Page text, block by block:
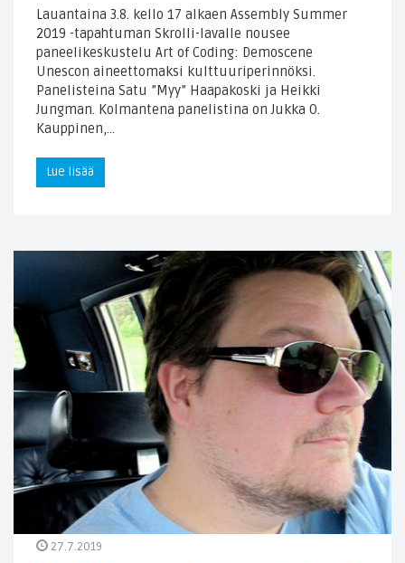
Lauantaina 3.8. kello 17 alkaen Assembly Summer
2019 -tapahtuman Skrolli-lavalle nousee
paneelikeskustelu Art of Coding: Demoscene
Unescon aineettomaksi kulttuuriperinnöksi.
Panelisteina Satu ”Myy” Haapakoski ja Heikki
Jungman. Kolmantena panelistina on Jukka O.
Kauppinen,…
Lue lisää
27.7.2019